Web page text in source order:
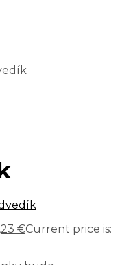
€Current price is: